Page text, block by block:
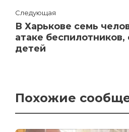
Следующая
В Харькове семь
атаке
детей
Похожие